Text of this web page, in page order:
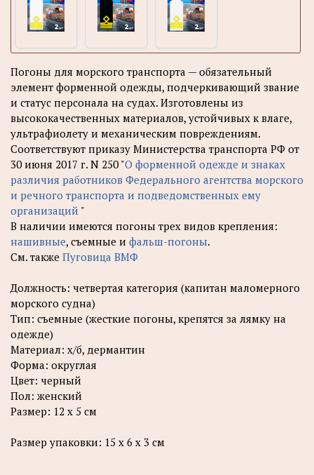
Погоны для морского транспорта — обязательный
элемент форменной одежды, подчеркивающий звание
и статус персонала на судах. Изготовлены из
высококачественных материалов, устойчивых к влаге,
ультрафиолету и механическим повреждениям.
Соответствуют приказу Министерства транспорта РФ от
30 июня 2017 г. N 250 "О форменной одежде и знаках
различия работников Федерального агентства морского
и речного транспорта и подведомственных ему
организаций "
В наличии имеются погоны трех видов крепления:
нашивные, съемные и фальш-погоны.
См. также Пуговица ВМФ
Должность: четвертая категория (капитан маломерного
морского судна)
Тип: съемные (жесткие погоны, крепятся за лямку на
одежде)
Материал: х/б, дермантин
Форма: округлая
Цвет: черный
Пол: женский
Размер: 12 х 5 см
Размер упаковки: 15 х 6 х 3 см